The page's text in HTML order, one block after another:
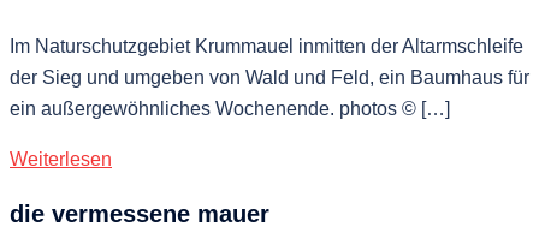
Im Naturschutzgebiet Krummauel inmitten der Altarmschleife
der Sieg und umgeben von Wald und Feld, ein Baumhaus für
ein außergewöhnliches Wochenende. photos © […]
Weiterlesen
die vermessene mauer